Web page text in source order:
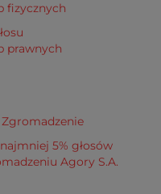
fizycznych
prawnych
Zgromadzenie
5% głosów
Agory S.A.